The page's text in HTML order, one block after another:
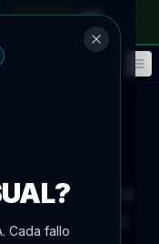
honra a las
Día de la
Cada fallo